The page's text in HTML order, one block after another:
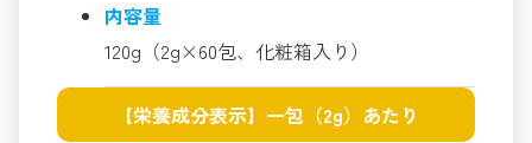
内容量
120g（2g×60包、化粧箱入り）
【栄養成分表示】一包（2g）あたり